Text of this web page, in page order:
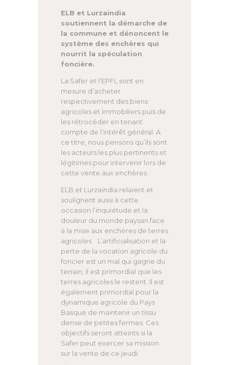
ELB et Lurzaindia
soutiennent la démarche de
la commune et dénoncent le
système des enchères qui
nourrit la spéculation
foncière.
La Safer et l’EPFL sont en
mesure d’acheter
respectivement des biens
agricoles et immobiliers puis de
les rétrocéder en tenant
compte de l’intérêt général. A
ce titre, nous pensons qu’ils sont
les acteurs les plus pertinents et
légitimes pour intervenir lors de
cette vente aux enchères.
ELB et Lurzaindia relaient et
soulignent aussi à cette
occasion l’inquiétude et la
douleur du monde paysan face
à la mise aux enchères de terres
agricoles. L’artificialisation et la
perte de la vocation agricole du
foncier est un mal qui gagne du
terrain, il est primordial que les
terres agricoles le restent. Il est
également primordial pour la
dynamique agricole du Pays
Basque de maintenir un tissu
dense de petites fermes. Ces
objectifs seront atteints si la
Safer peut exercer sa mission
sur la vente de ce jeudi.